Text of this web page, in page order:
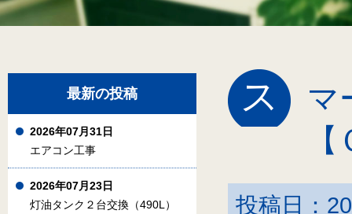
ス
マ
投稿日：
最新の投稿
2026年07月31日
エアコン工事
2026年07月23日
灯油タンク２台交換（490L）